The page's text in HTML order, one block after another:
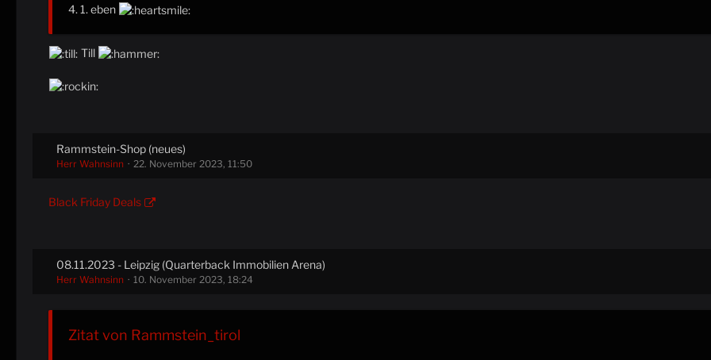
4. 1. eben
Till
Rammstein-Shop (neues)
Herr Wahnsinn 22. November 2023, 11:50
Black Friday Deals
08.11.2023 - Leipzig (Quarterback Immobilien Arena)
Herr Wahnsinn 10. November 2023, 18:24
Zitat von Rammstein_tirol